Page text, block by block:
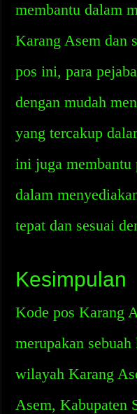
membantu dalam
Karang Asem dan
pos ini, para
dengan mudah
yang tercakup
ini juga membantu
dalam
tepat dan sesuai
Kesimpulan
Kode pos Karang
merupakan
wilayah Karang
Asem, Kabupaten